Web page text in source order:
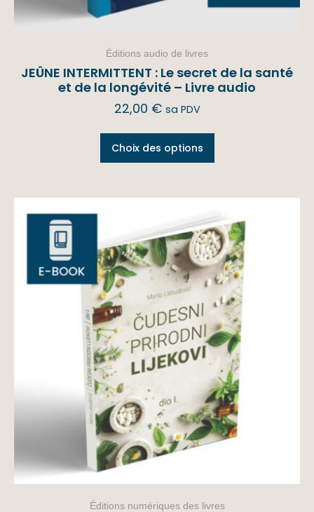
Éditions audio de livres
JEÛNE INTERMITTENT : Le secret de la santé
et de la longévité – Livre audio
22,00 € sa PDV
Choix des options
Éditions numériques des livres